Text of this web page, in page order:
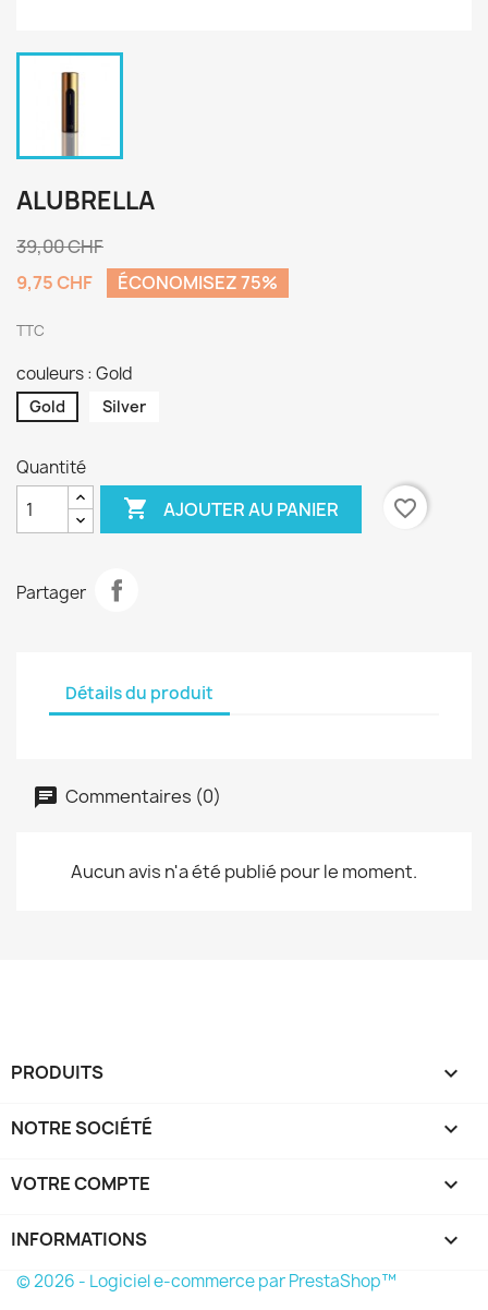
ALUBRELLA
39,00 CHF
9,75 CHF
ÉCONOMISEZ 75%
TTC
couleurs : Gold
Gold Silver
Quantité
 AJOUTER AU PANIER favorite_border
Partager
Détails du produit
Commentaires (0)
Aucun avis n'a été publié pour le moment.
PRODUITS 
NOTRE SOCIÉTÉ 
VOTRE COMPTE 
INFORMATIONS keyboard_arrow_down
© 2026 - Logiciel e-commerce par PrestaShop™